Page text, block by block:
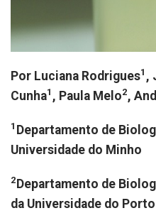
Por Luciana Rodrigues1 ,
Cunha1 , Paula Melo2,
1 Departamento de
Universidade do Minho
2Departamento de
da Universidade do Porto